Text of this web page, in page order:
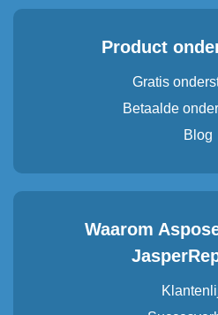
Product
Gratis
Betaalde
Blog
Waarom